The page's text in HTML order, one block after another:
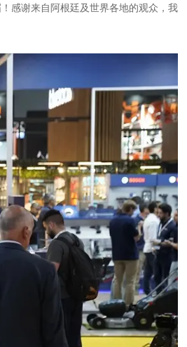
感谢来自阿根廷及世界各地的观众，我